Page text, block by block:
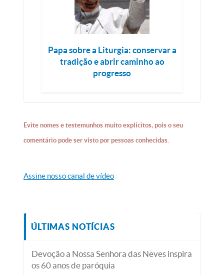
Papa sobre a Liturgia: conservar a
tradição e abrir caminho ao
progresso
Evite nomes e testemunhos muito explícitos, pois o seu
comentário pode ser visto por pessoas conhecidas.
Assine nosso canal de vídeo
ÚLTIMAS NOTÍCIAS
Devoção a Nossa Senhora das Neves inspira
os 60 anos de paróquia